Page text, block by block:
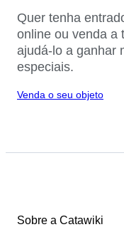
Quer tenha
online ou venda a
ajudá-lo a ganhar
especiais.
Venda o seu objeto
Sobre a Catawiki